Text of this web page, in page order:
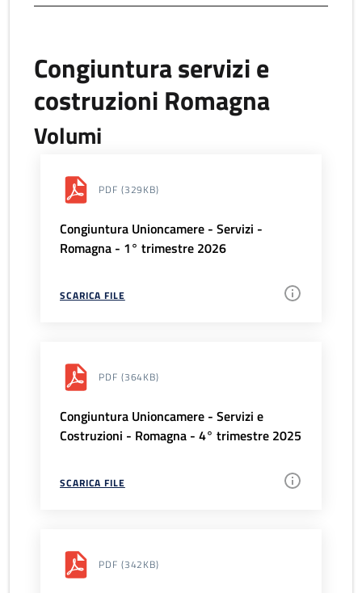
Congiuntura servizi e
costruzioni Romagna
Volumi
PDF (329KB)
Congiuntura Unioncamere - Servizi -
Romagna - 1° trimestre 2026
SCARICA FILE
PDF (364KB)
Congiuntura Unioncamere - Servizi e
Costruzioni - Romagna - 4° trimestre 2025
SCARICA FILE
PDF (342KB)